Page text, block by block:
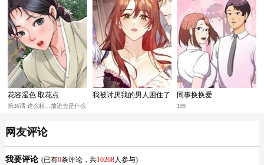
花容湿色:取花点
第36话 这么粗…放进去是什么
我被讨厌我的男人困住了 同事换换爱
199
网友评论
我要评论 (已有0条评论，共10268人参与)